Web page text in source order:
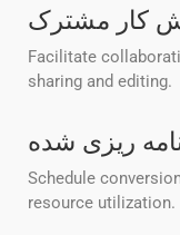
کار مشترک
Facilitate
sharing and editing.
ریزی شده
Schedule
resource utilization.